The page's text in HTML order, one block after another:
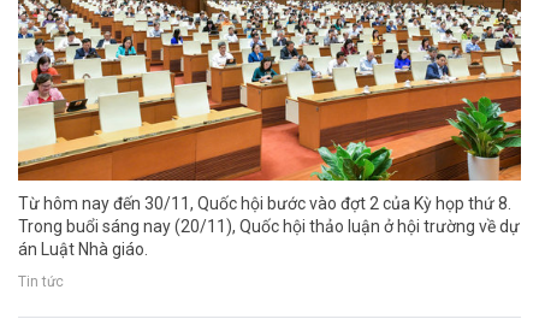
Từ hôm nay đến 30/11, Quốc hội bước vào đợt 2 của Kỳ họp thứ 8.
Trong buổi sáng nay (20/11), Quốc hội thảo luận ở hội trường về dự
án Luật Nhà giáo.
Tin tức